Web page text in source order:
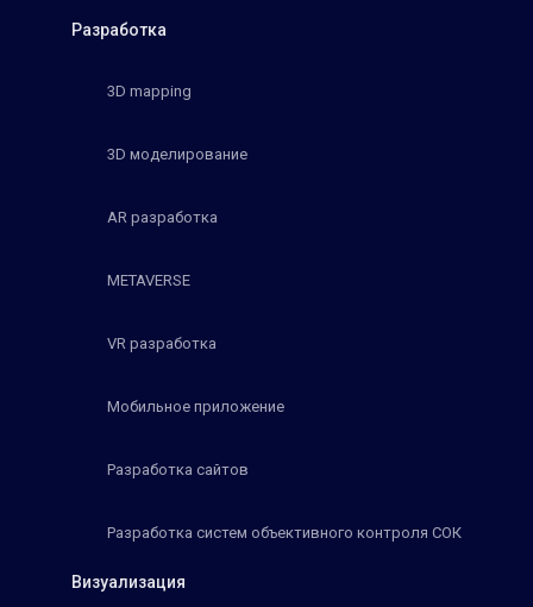
Разработка
3D mapping
3D моделирование
AR разработка
METAVERSE
VR разработка
Мобильное приложение
Разработка сайтов
Разработка систем объективного контроля СОК
Визуализация